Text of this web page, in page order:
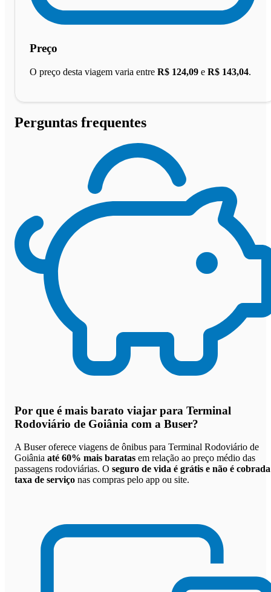
Preço
O preço desta viagem varia entre R$ 124,09 e R$ 143,04.
Perguntas frequentes
Por que é mais barato viajar para Terminal
Rodoviário de Goiânia com a Buser?
A Buser oferece viagens de ônibus para Terminal Rodoviário de
Goiânia até 60% mais baratas em relação ao preço médio das
passagens rodoviárias. O seguro de vida é grátis e não é cobrada
taxa de serviço nas compras pelo app ou site.